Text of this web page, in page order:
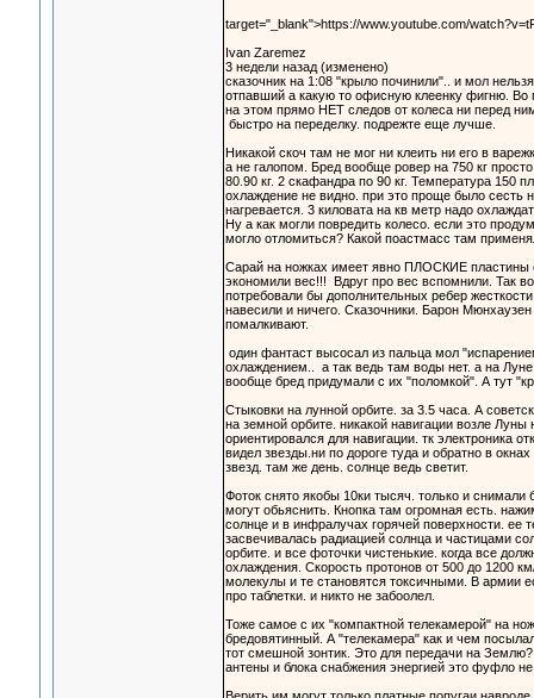
target="_blank">https://www.youtube.com/
Ivan Zaremez
3 недели назад (изменено)
сказочник на 1:08 "крыло починили".. и мол
отпавший а какую то офисную клеенку фигню. Во
на этом прямо НЕТ следов от колеса ни перед
быстро на переделку. подрежте еще лучше.
Никакой скоч там не мог ни клеить ни его в
а не галопом. Бред вообще ровер на 750 кг
80.90 кг. 2 скафандра по 90 кг. Температура 150
охлаждение не видно. при это проще было сесть
нагревается. 3 киловата на кв метр надо
Ну а как могли повредить колесо. если это
могло отломиться? Какой поастмасс там
Сарай на ножках имеет явно ПЛОСКИЕ пластины
экономили вес!!! Вдруг про вес вспомнили. Так
потребовали бы дополнительных ребер
навесили и ничего. Сказочники. Барон
помалкивают.
один фантаст высосал из пальца мол
охлаждением.. а так ведь там воды нет. а на
вообще бред придумали с их "поломкой". А тут
Стыковки на лунной орбите. за 3.5 часа. А
на земной орбите. никакой навигации возле
ориентировался для навигации. тк электроника
видел звезды.ни по дороге туда и обратно в
звезд. там же день. солнце ведь светит.
Фоток снято якобы 10ки тысяч. только и
могут обьяснить. Кнопка там огромная есть.
солнце и в инфралучах горячей поверхности. ее
засвечивалась радиацией солнца и частицами
орбите. и все фоточки чистенькие. когда все
охлаждения. Скорость протонов от 500 до 1200
молекулы и те становятся токсичными. В армии
про таблетки. и никто не забоолел.
Тоже самое с их "компактной телекамерой" на
бредовятинный. А "телекамера" как и чем
тот смешной зонтик. Это для передачи на
антены и блока снабжения энергией это фуфло